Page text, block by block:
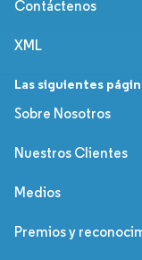
Contáctenos
XML
Las siguientes
Sobre Nosotros
Nuestros Clientes
Medios
Premios y